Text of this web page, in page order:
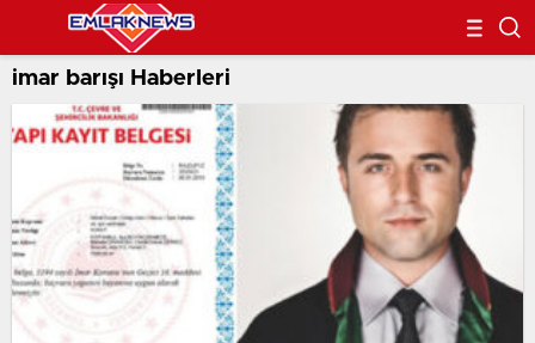
imar barışı Haberleri